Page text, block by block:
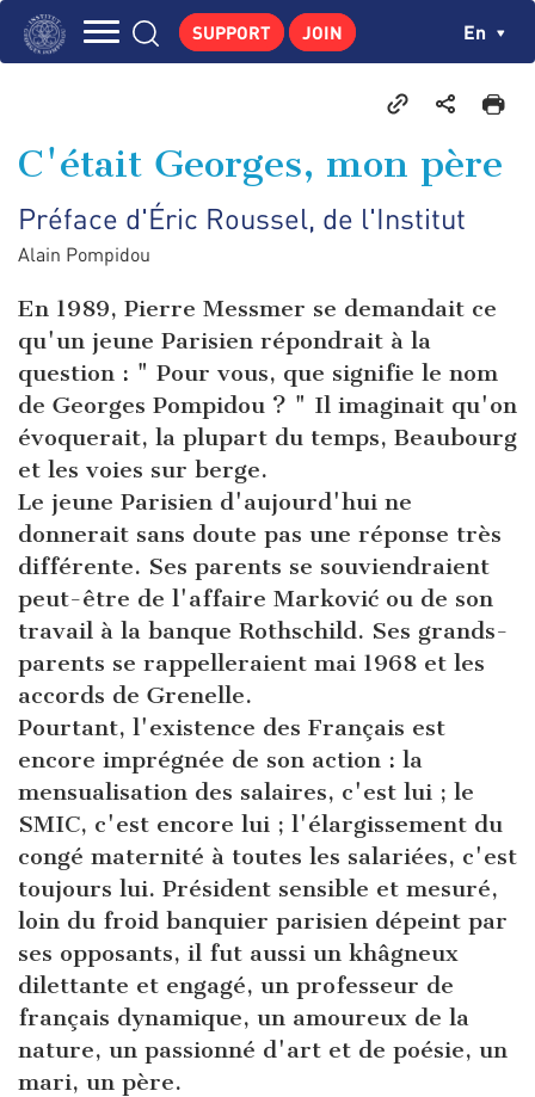
Skip
CENTRE DE RECHERCHES
PUBLICATIONS
PEDAGOGICAL AREA
SUPPORT JOIN En
C'était Georges, mon père
Préface d'Éric Roussel, de l'Institut
Alain Pompidou
En 1989, Pierre Messmer se demandait ce
qu'un jeune Parisien répondrait à la
question : " Pour vous, que signifie le nom
de Georges Pompidou ? " Il imaginait qu'on
évoquerait, la plupart du temps, Beaubourg
et les voies sur berge.
Le jeune Parisien d'aujourd'hui ne
donnerait sans doute pas une réponse très
différente. Ses parents se souviendraient
peut-être de l'affaire Marković ou de son
travail à la banque Rothschild. Ses grands-
parents se rappelleraient mai 1968 et les
accords de Grenelle.
Pourtant, l'existence des Français est
encore imprégnée de son action : la
mensualisation des salaires, c'est lui ; le
SMIC, c'est encore lui ; l'élargissement du
congé maternité à toutes les salariées, c'est
toujours lui. Président sensible et mesuré,
loin du froid banquier parisien dépeint par
ses opposants, il fut aussi un khâgneux
dilettante et engagé, un professeur de
français dynamique, un amoureux de la
nature, un passionné d'art et de poésie, un
mari, un père.
Cookies management panel